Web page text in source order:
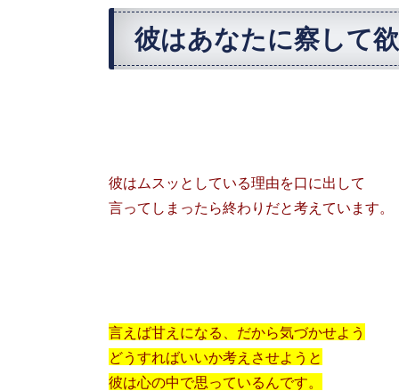
彼はあなたに察して
彼はムスッとしている理由を口に出して
言ってしまったら終わりだと考えています。
言えば甘えになる、だから気づかせよう
どうすればいいか考えさせようと
彼は心の中で思っているんです。